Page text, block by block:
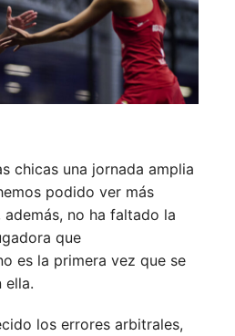
chicas una jornada amplia
podido ver más
no ha faltado la
que
es la primera vez que se
ella.
los errores arbitrales,